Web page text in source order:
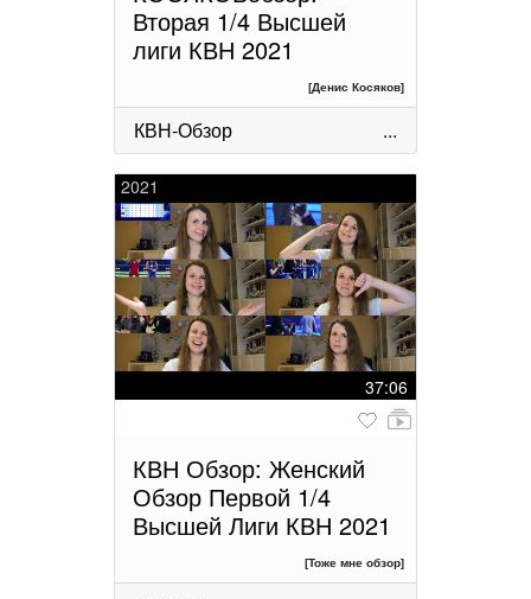
Вторая 1/4 Высшей
лиги КВН 2021
[Денис Косяков]
КВН-Обзор ...
2021
37:06
КВН Обзор: Женский
Обзор Первой 1/4
Высшей Лиги КВН 2021
[Тоже мне обзор]